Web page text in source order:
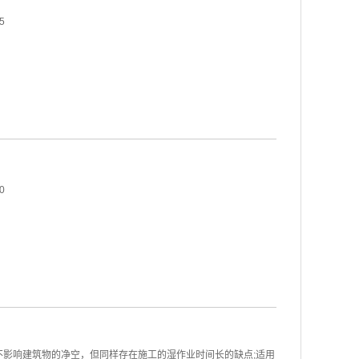
建筑物的净空，但同样存在施工的湿作业时间长的缺点;适用